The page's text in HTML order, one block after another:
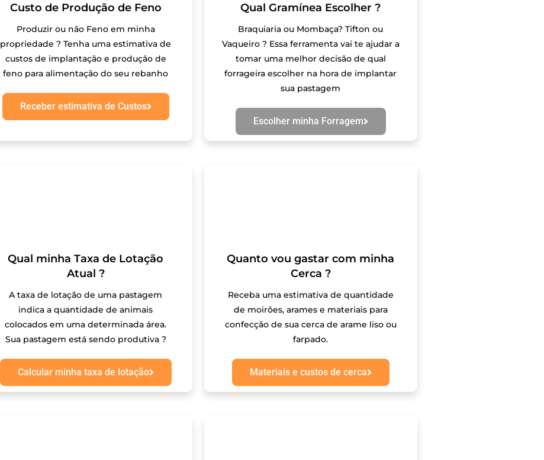
Custo de Produção de Feno
Produzir ou não Feno em minha
propriedade ? Tenha uma estimativa de
custos de implantação e produção de
feno para alimentação do seu rebanho
Receber estimativa de Custos
Qual Gramínea Escolher ?
Braquiaria ou Mombaça? Tifton ou
Vaqueiro ? Essa ferramenta vai te ajudar a
tomar uma melhor decisão de qual
forrageira escolher na hora de implantar
sua pastagem
Escolher minha Forragem
Qual minha Taxa de Lotação
Atual ?
A taxa de lotação de uma pastagem
indica a quantidade de animais
colocados em uma determinada área.
Sua pastagem está sendo produtiva ?
Calcular minha taxa de lotação
Quanto vou gastar com minha
Cerca ?
Receba uma estimativa de quantidade
de moirões, arames e materiais para
confecção de sua cerca de arame liso ou
farpado.
Materiais e custos de cerca